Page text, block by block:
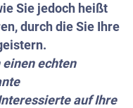
Sie jedoch heißt
durch die Sie Ihre
einen echten
auf Ihre